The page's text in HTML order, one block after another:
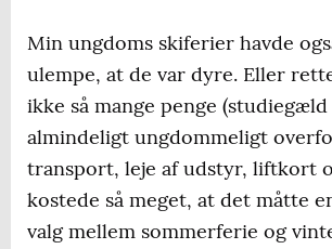
Min ungdoms skiferier havde
ulempe, at de var dyre. Eller
ikke så mange penge
almindeligt ungdommeligt
transport, leje af udstyr, liftkort
kostede så meget, at det måtte
valg mellem sommerferie og